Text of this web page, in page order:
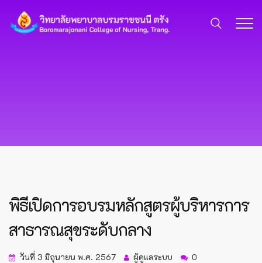
พิธีเปิดการอบรมหลักสูตรผู้บริหารการ
สาธารณสุขระดับกลาง
วันที่ 3 มิถุนายน พ.ศ. 2567 ผู้ดูแลระบบ 0